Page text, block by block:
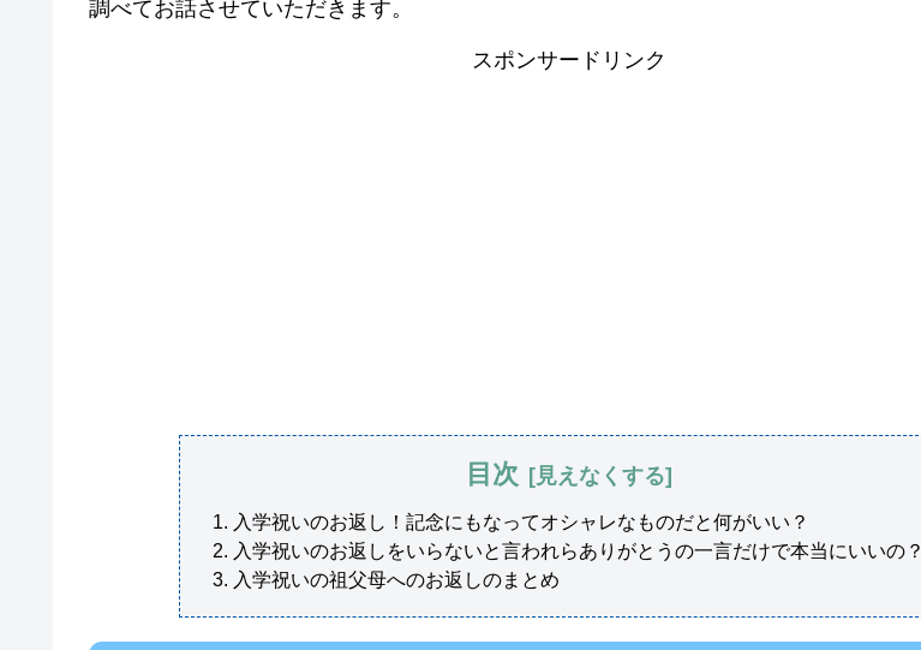
調べてお話させていただきます。
スポンサードリンク
目次
入学祝いのお返し！記念にもなってオシャレなものだと何がいい？
入学祝いのお返しをいらないと言われらありがとうの一言だけで本当にいいの？
入学祝いの祖父母へのお返しのまとめ